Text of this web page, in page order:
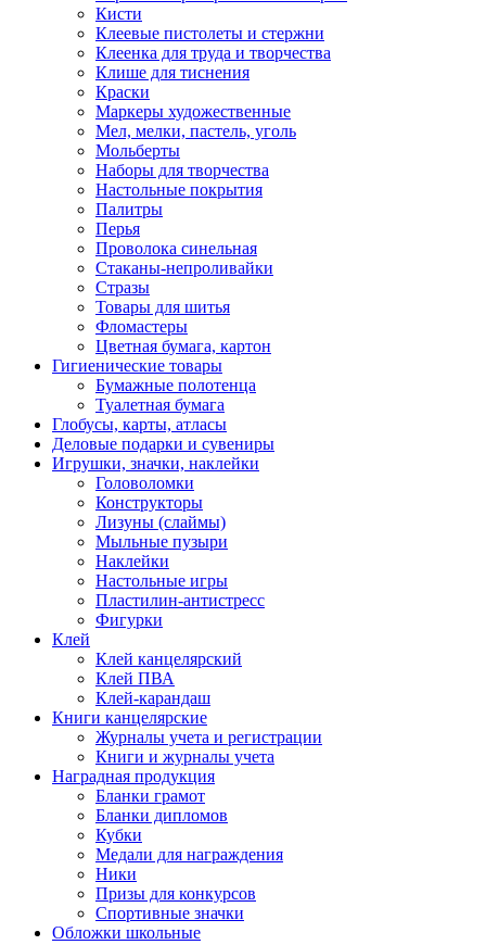
Кисти
Клеевые пистолеты и стержни
Клеенка для труда и творчества
Клише для тиснения
Краски
Маркеры художественные
Мел, мелки, пастель, уголь
Мольберты
Наборы для творчества
Настольные покрытия
Палитры
Перья
Проволока синельная
Стаканы-непроливайки
Стразы
Товары для шитья
Фломастеры
Цветная бумага, картон
Гигиенические товары
Бумажные полотенца
Туалетная бумага
Глобусы, карты, атласы
Деловые подарки и сувениры
Игрушки, значки, наклейки
Головоломки
Конструкторы
Лизуны (слаймы)
Мыльные пузыри
Наклейки
Настольные игры
Пластилин-антистресс
Фигурки
Клей
Клей канцелярский
Клей ПВА
Клей-карандаш
Книги канцелярские
Журналы учета и регистрации
Книги и журналы учета
Наградная продукция
Бланки грамот
Бланки дипломов
Кубки
Медали для награждения
Ники
Призы для конкурсов
Спортивные значки
Обложки школьные